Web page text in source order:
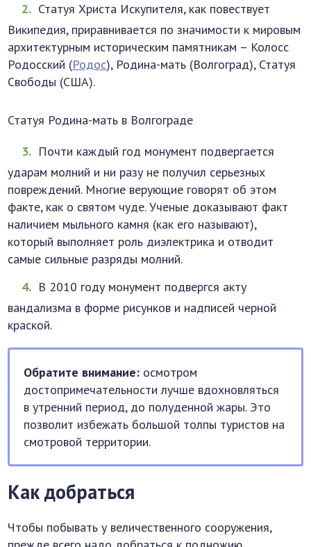
Статуя Христа Искупителя, как повествует
Википедия, приравнивается по значимости к мировым
архитектурным историческим памятникам – Колосс
Родосский (Родос), Родина-мать (Волгоград), Статуя
Свободы (США).
Статуя Родина-мать в Волгограде
Почти каждый год монумент подвергается
ударам молний и ни разу не получил серьезных
повреждений. Многие верующие говорят об этом
факте, как о святом чуде. Ученые доказывают факт
наличием мыльного камня (как его называют),
который выполняет роль диэлектрика и отводит
самые сильные разряды молний.
В 2010 году монумент подвергся акту
вандализма в форме рисунков и надписей черной
краской.
Обратите внимание: осмотром
достопримечательности лучше вдохновляться
в утренний период, до полуденной жары. Это
позволит избежать большой толпы туристов на
смотровой территории.
Как добраться
Чтобы побывать у величественного сооружения,